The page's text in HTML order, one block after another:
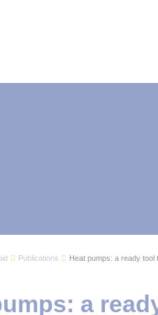
Publications Heat pumps: a ready tool
a